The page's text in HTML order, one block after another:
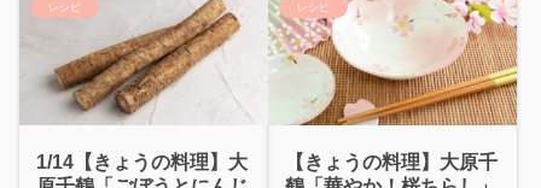
レシピ
1/14【きょうの料理】大
レシピ
【きょうの料理】大原千